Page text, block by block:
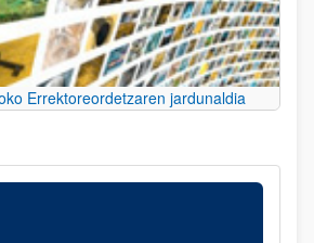
Errektoreordetzaren jardunaldia